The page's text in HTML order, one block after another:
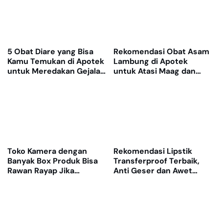
5 Obat Diare yang Bisa
Kamu Temukan di Apotek
untuk Meredakan Gejala
Rekomendasi Obat Asam
Lambung di Apotek
untuk Atasi Maag dan
Toko Kamera dengan
Banyak Box Produk Bisa
Rawan Rayap Jika
Rekomendasi Lipstik
Transferproof Terbaik,
Anti Geser dan Awet